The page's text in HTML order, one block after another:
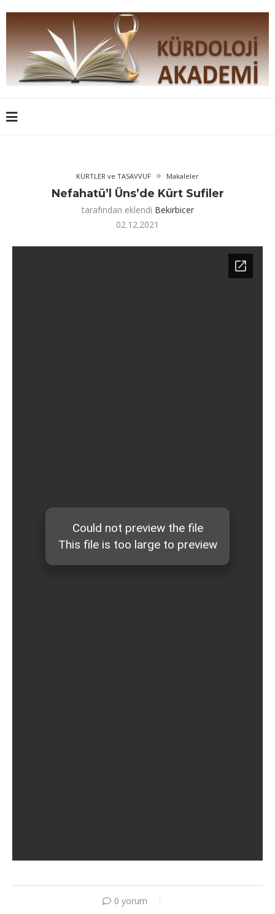
KÜRTLER ve TASAVVUF Makaleler
Nefahatü’l Üns’de Kürt Sufiler
tarafından eklendi Bekirbicer
02.12.2021
0 yorum